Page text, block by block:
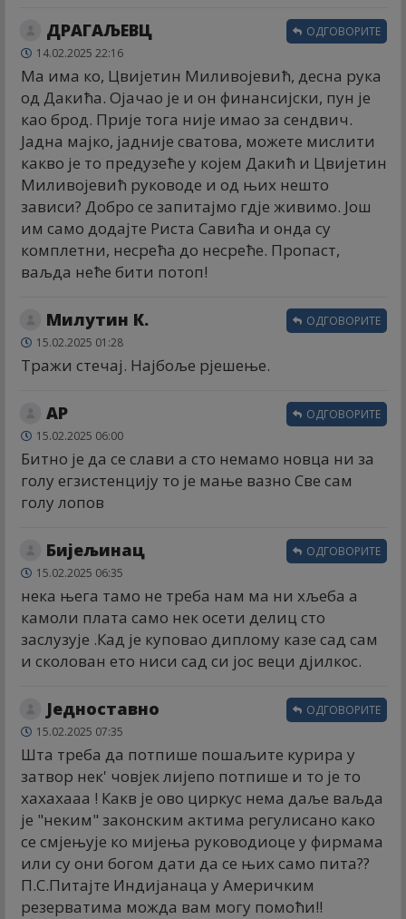
ДРАГАЉЕВЦ
14.02.2025 22:16
Ма има ко, Цвијетин Миливојевић, десна рука
од Дакића. Ојачао је и он финансијски, пун је
као брод. Прије тога није имао за сендвич.
Јадна мајко, јадније сватова, можете мислити
какво је то предузеће у којем Дакић и Цвијетин
Миливојевић руководе и од њих нешто
зависи? Добро се запитајмо гдје живимо. Још
им само додајте Риста Савића и онда су
комплетни, несрећа до несреће. Пропаст,
ваљда неће бити потоп!
ОДГОВОРИТЕ
Милутин К.
15.02.2025 01:28
Тражи стечај. Најбоље рјешење.
ОДГОВОРИТЕ
АР
15.02.2025 06:00
Битно је да се слави а сто немамо новца ни за
голу егзистенцију то је мање вазно Све сам
голу лопов
ОДГОВОРИТЕ
Бијељинац
15.02.2025 06:35
нека њега тамо не треба нам ма ни хљеба а
камоли плата само нек осети делиц сто
заслузује .Кад је куповао диплому казе сад сам
и сколован ето ниси сад си јос веци дјилкос.
ОДГОВОРИТЕ
Једноставно
15.02.2025 07:35
Шта треба да потпише пошаљите курира у
затвор нек' човјек лијепо потпише и то је то
хахахааа ! Какв је ово циркус нема даље ваљда
је "неким" законским актима регулисано како
се смјењује ко мијења руководиоце у фирмама
или су они богом дати да се њих само пита??
П.С.Питајте Индијанаца у Америчким
резерватима можда вам могу помоћи!!
ОДГОВОРИТЕ